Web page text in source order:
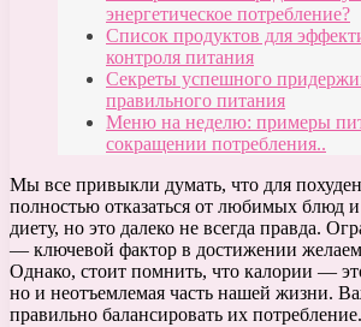
энергетическое потребление?
Список продуктов для
контроля питания
Секреты успешного
правильного питания
Меню на неделю: примеры
сокращении потребления..
Мы все привыкли думать, что для
полностью отказаться от любимых блюд
диету, но это далеко не всегда правда.
— ключевой фактор в достижении
Однако, стоит помнить, что калории —
но и неотъемлемая часть нашей жизни.
правильно балансировать их потребление.